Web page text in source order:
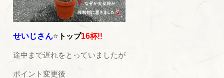
せいじさん⭐ トップ16杯!!
途中まで遅れをとっていましたが
ポイント変更後